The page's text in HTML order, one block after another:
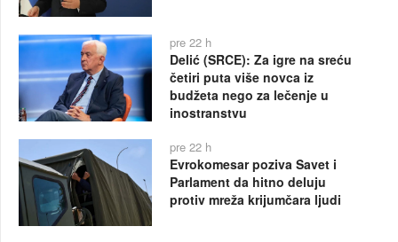
pre 22 h
Delić (SRCE): Za igre na sreću
četiri puta više novca iz
budžeta nego za lečenje u
inostranstvu
pre 22 h
Evrokomesar poziva Savet i
Parlament da hitno deluju
protiv mreža krijumčara ljudi